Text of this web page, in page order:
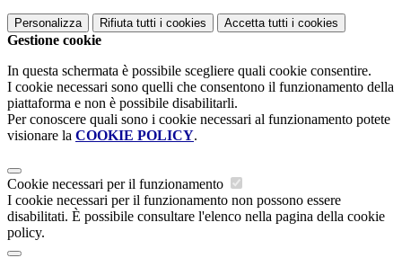
Personalizza Rifiuta tutti i cookies Accetta tutti i cookies
Gestione cookie
In questa schermata è possibile scegliere quali cookie consentire.
I cookie necessari sono quelli che consentono il funzionamento della
piattaforma e non è possibile disabilitarli.
Per conoscere quali sono i cookie necessari al funzionamento potete
visionare la COOKIE POLICY.
Cookie necessari per il funzionamento
I cookie necessari per il funzionamento non possono essere
disabilitati. È possibile consultare l'elenco nella pagina della cookie
policy.